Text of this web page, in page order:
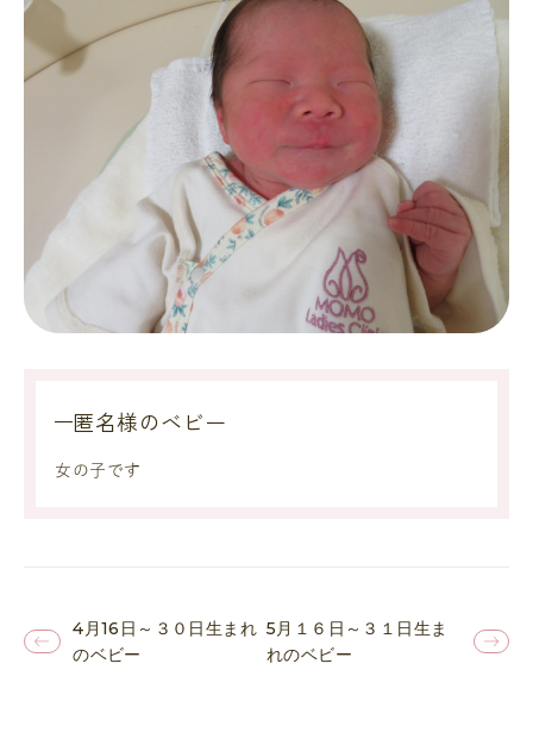
匿名様のベビー
女の子です
4月16日～３０日生まれ
のベビー
5月１６日～３１日生ま
れのベビー